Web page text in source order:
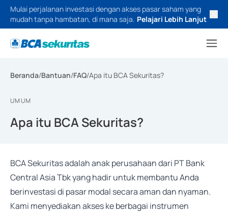
Mulai perjalanan investasi dengan akses pasar saham yang
mudah tanpa hambatan, di mana saja. Pelajari Lebih Lanjut
Beranda/Bantuan/FAQ/Apa itu BCA Sekuritas?
UMUM
Apa itu BCA Sekuritas?
BCA Sekuritas adalah anak perusahaan dari PT Bank
Central Asia Tbk yang hadir untuk membantu Anda
berinvestasi di pasar modal secara aman dan nyaman.
Kami menyediakan akses ke berbagai instrumen